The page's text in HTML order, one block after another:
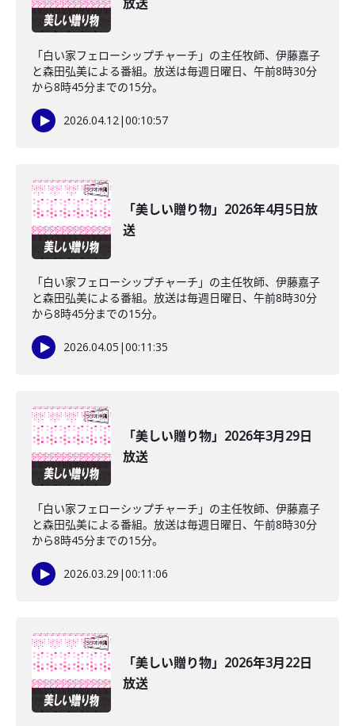
「白い家フェローシップチャーチ」の主任牧師、伊藤嘉子
と森田弘美による番組。放送は毎週日曜日、午前8時30分
から8時45分までの15分。
2026.04.12|00:10:57
「美しい贈り物」2026年4月5日放
送
「白い家フェローシップチャーチ」の主任牧師、伊藤嘉子
と森田弘美による番組。放送は毎週日曜日、午前8時30分
から8時45分までの15分。
2026.04.05 |00:11:35
「美しい贈り物」2026年3月29日
放送
「白い家フェローシップチャーチ」の主任牧師、伊藤嘉子
と森田弘美による番組。放送は毎週日曜日、午前8時30分
から8時45分までの15分。
2026.03.29 |00:11:06
「美しい贈り物」2026年3月22日
放送